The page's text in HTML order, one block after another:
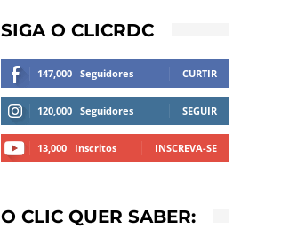
SIGA O CLICRDC
147,000 Seguidores CURTIR
120,000 Seguidores SEGUIR
13,000 Inscritos INSCREVA-SE
O CLIC QUER SABER: